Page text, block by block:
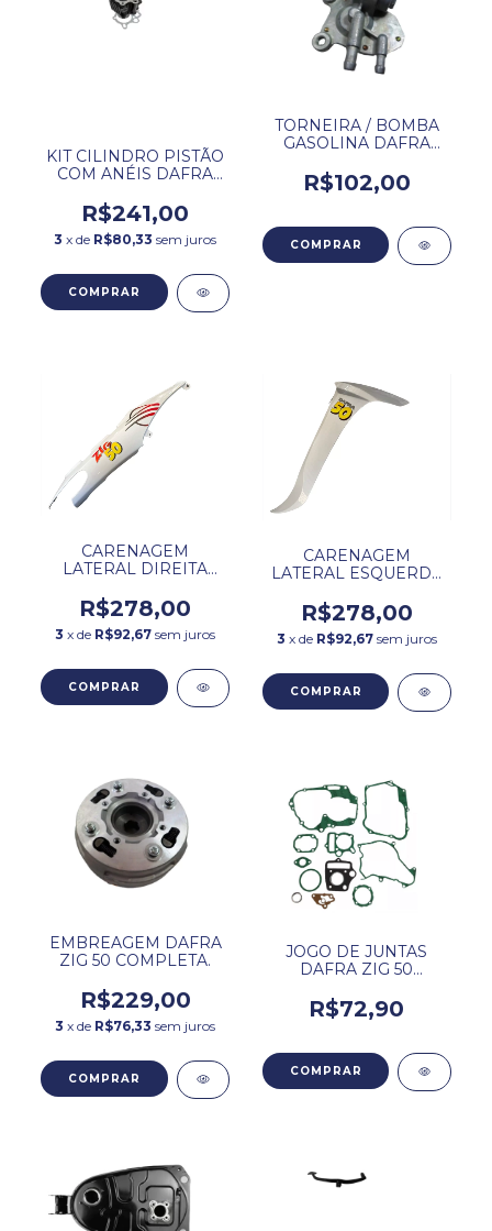
KIT CILINDRO PISTÃO
COM ANÉIS DAFRA
R$241,00
3 x de R$80,33 sem juros
TORNEIRA / BOMBA
GASOLINA DAFRA
R$102,00
CARENAGEM
LATERAL DIREITA
50.
R$278,00
3 x de R$92,67 sem juros
CARENAGEM
LATERAL ESQUERDA
50.
R$278,00
3 x de R$92,67 sem juros
EMBREAGEM DAFRA
ZIG 50 COMPLETA.
R$229,00
3 x de R$76,33 sem juros
JOGO DE JUNTAS
DAFRA ZIG 50
R$72,90